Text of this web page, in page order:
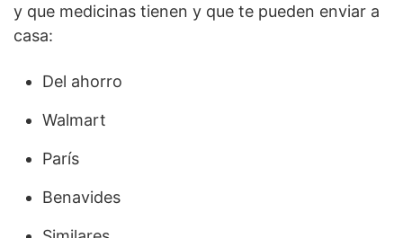
y que medicinas tienen y que te pueden enviar a
casa:
Del ahorro
Walmart
París
Benavides